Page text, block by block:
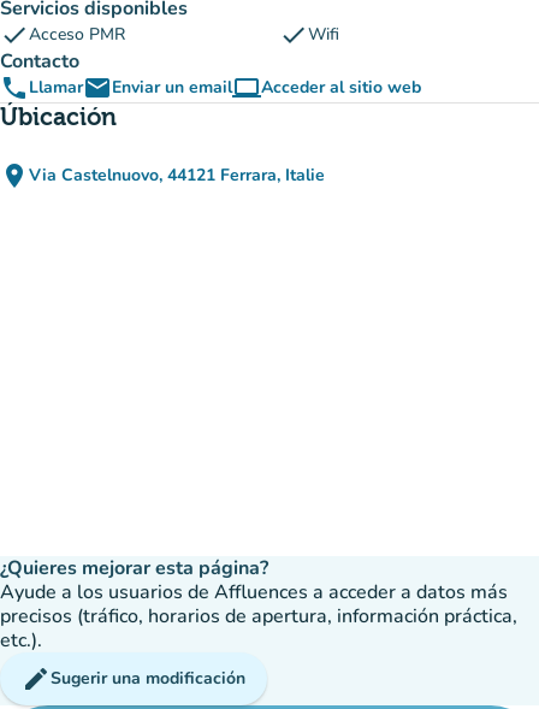
Servicios disponibles
checkAcceso PMR checkWifi
Contacto
phone LlamaremailEnviar un emailcomputerAcceder al sitio web
(nueva pestaña)
Úbicación
place Via Castelnuovo, 44121 Ferrara, Italie
(abrir en Google Maps)
(nueva pestaña)
¿Quieres mejorar esta página?
Ayude a los usuarios de Affluences a acceder a datos más
precisos (tráfico, horarios de apertura, información práctica,
etc.).
editSugerir una modificación